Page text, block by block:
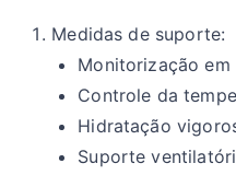
Medidas de suporte:
Monitorização em
Controle da
Hidratação
Suporte